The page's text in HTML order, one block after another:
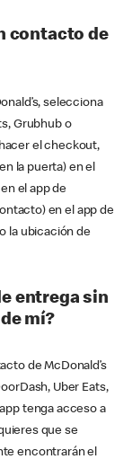
contacto de
selecciona
Grubhub o
el checkout,
la puerta) en el
el app de
en el app de
la ubicación de
entrega sin
mí?
de McDonald’s
Uber Eats,
tenga acceso a
que se
encontrarán el